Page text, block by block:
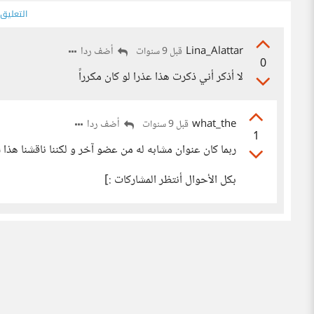
0
Lina_Alattar قبل 9 سنوات أضف ردا
لا أذكر أني ذكرت هذا عذرا لو كان مكرراً
1
what_the قبل 9 سنوات أضف ردا
ربما كان عنوان مشابه له من عضو آخر و لكننا ناقشنا هذا
بكل الأحوال أنتظر المشاركات :]